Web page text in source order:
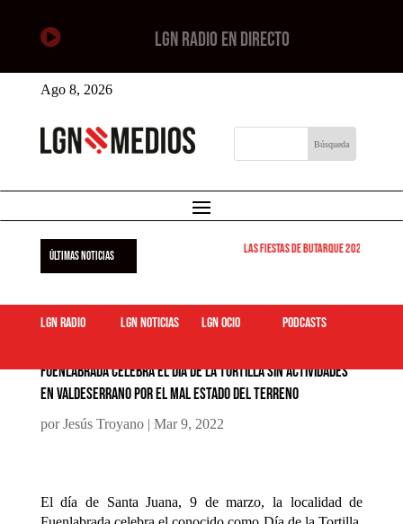
 LGN RADIO EN DIRECTO
Ago 8, 2026
ÚLTIMAS NOTICIAS Las Fiestas de Butarque 2026
LGN Radio LGN Noticias LGN ocio podcasts
Fuenlabrada celebra el Día de la Tortilla sin actividades
en Valdeserrano por el mal estado del terreno
porJesús Troyano| Mar 9, 2022
El día de Santa Juana, 9 de marzo, la localidad de